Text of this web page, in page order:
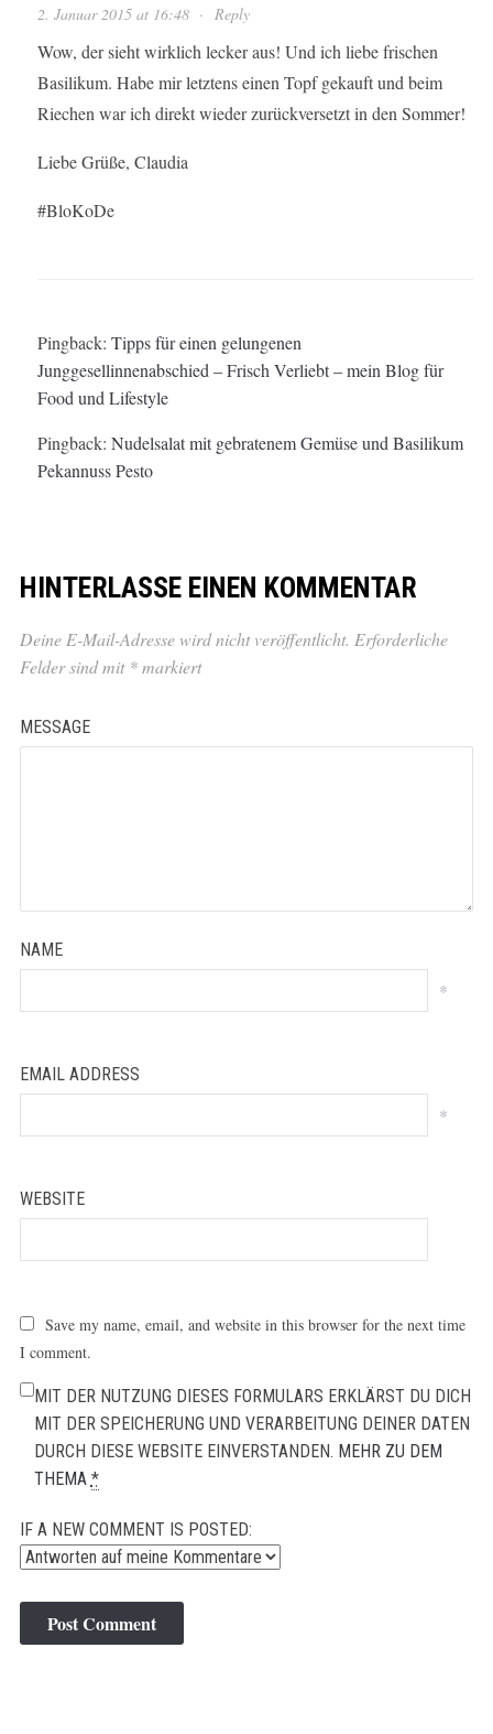
2. Januar 2015 at 16:48· Reply
Wow, der sieht wirklich lecker aus! Und ich liebe frischen
Basilikum. Habe mir letztens einen Topf gekauft und beim
Riechen war ich direkt wieder zurückversetzt in den Sommer!
Liebe Grüße, Claudia
#BloKoDe
Pingback: Tipps für einen gelungenen
Junggesellinnenabschied – Frisch Verliebt – mein Blog für
Food und Lifestyle
Pingback: Nudelsalat mit gebratenem Gemüse und Basilikum
Pekannuss Pesto
HINTERLASSE EINEN KOMMENTAR
Deine E-Mail-Adresse wird nicht veröffentlicht. Erforderliche
Felder sind mit *markiert
MESSAGE
NAME
*
EMAIL ADDRESS
*
WEBSITE
Save my name, email, and website in this browser for the next time
I comment.
MIT DER NUTZUNG DIESES FORMULARS ERKLÄRST DU DICH
MIT DER SPEICHERUNG UND VERARBEITUNG DEINER DATEN
DURCH DIESE WEBSITE EINVERSTANDEN. MEHR ZU DEM
THEMA *
IF A NEW COMMENT IS POSTED: